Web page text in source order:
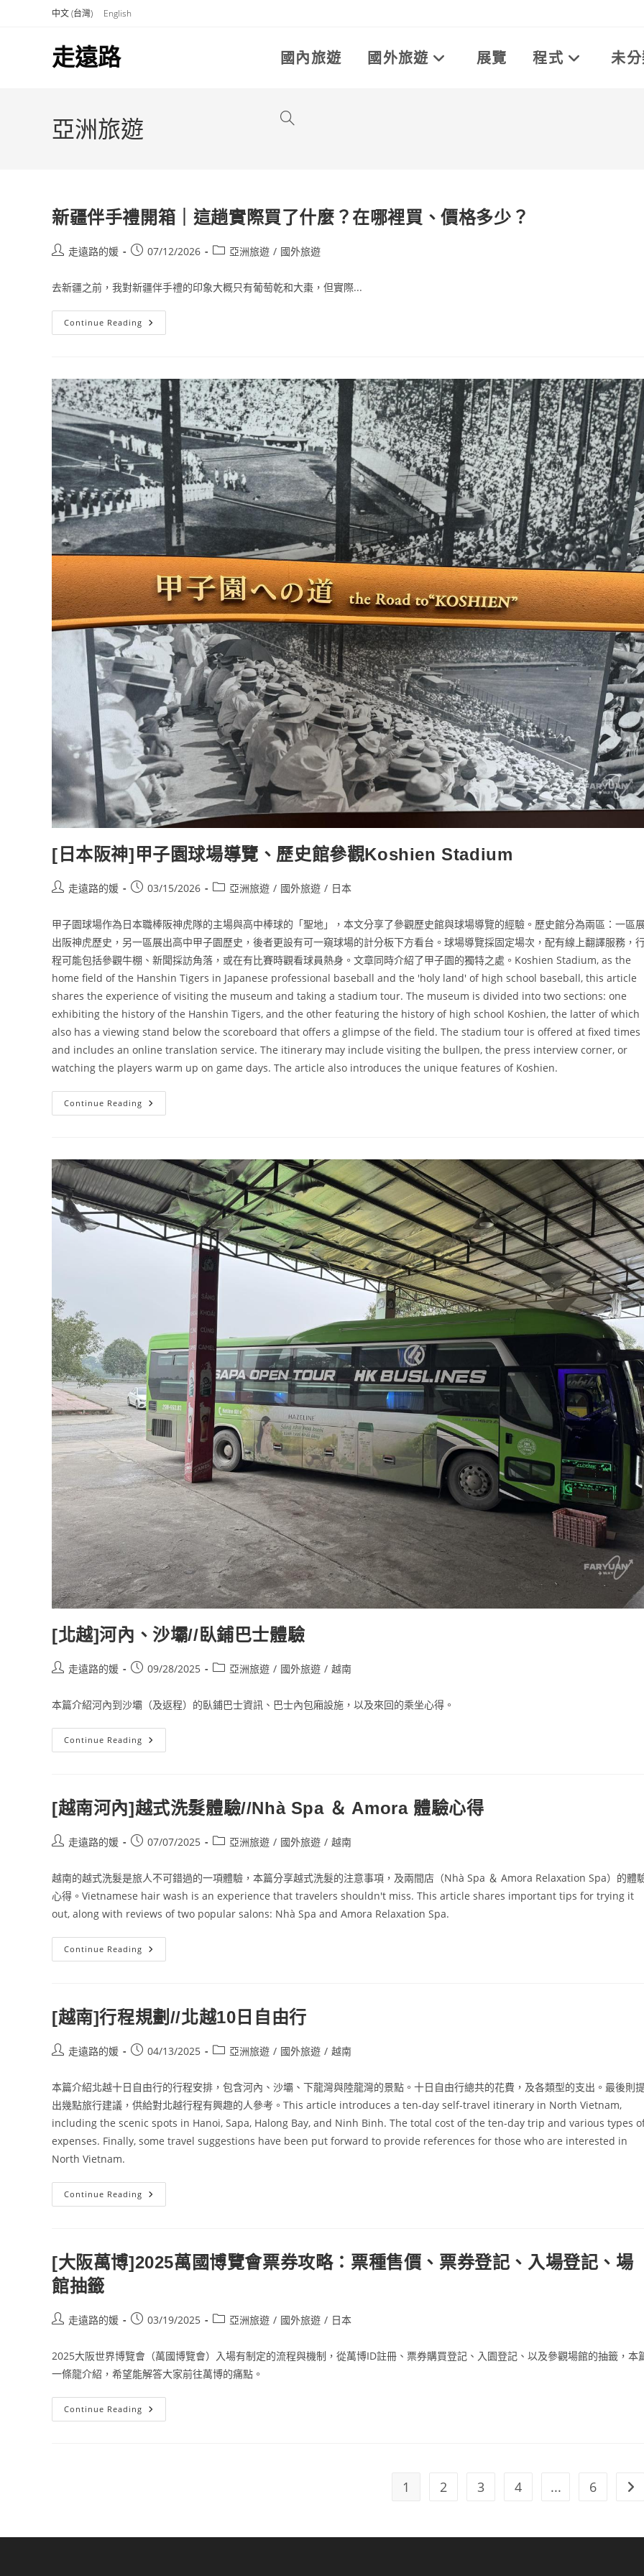
中文 (台灣) English
走遠路 國內旅遊 國外旅遊 展覽 程式 未
Toggle
亞洲旅遊
新疆伴手禮開箱｜這趟實際買了什麼？在哪裡買、價格多少？
Post走遠路的媛
Post07/12/2026
Post亞洲旅遊 / 國外旅遊
去新疆之前，我對新疆伴手禮的印象大概只有葡萄乾和大棗，但實際...
Continue Reading 新
疆
箱
｜
這
趟
實
際
買
了
什
麼？
在
哪
裡
買、
價
格
少？
[日本阪神]甲子園球場導覽、歷史館參觀Koshien Stadium
Post走遠路的媛
Post03/15/2026
Post亞洲旅遊 / 國外旅遊 / 日本
甲子園球場作為日本職棒阪神虎隊的主場與高中棒球的「聖地」，本文分享了參觀歷史館與球場導覽的經驗。歷史館分為兩區：一區
出阪神虎歷史，另一區展出高中甲子園歷史，後者更設有可一窺球場的計分板下方看台。球場導覽採固定場次，配有線上翻譯服務，
程可能包括參觀牛棚、新聞採訪角落，或在有比賽時觀看球員熱身。文章同時介紹了甲子園的獨特之處。Koshien Stadium, as the
home field of the Hanshin Tigers in Japanese professional baseball and the 'holy land' of high school baseball, this article
shares the experience of visiting the museum and taking a stadium tour. The museum is divided into two sections: one
exhibiting the history of the Hanshin Tigers, and the other featuring the history of high school Koshien, the latter of which
also has a viewing stand below the scoreboard that offers a glimpse of the field. The stadium tour is offered at fixed times
and includes an online translation service. The itinerary may include visiting the bullpen, the press interview corner, or
watching the players warm up on game days. The article also introduces the unique features of Koshien.
Continue Reading [日
本
園
球
場
導
覽、
歷
史
館
[北越]河內、沙壩//臥鋪巴士體驗
Post走遠路的媛
Post09/28/2025
Post亞洲旅遊 / 國外旅遊 / 越南
本篇介紹河內到沙壩（及返程）的臥鋪巴士資訊、巴士內包廂設施，以及來回的乘坐心得。
Continue Reading [北
越]
臥
鋪
巴
體
驗
[越南河內]越式洗髮體驗//Nhà Spa ＆ Amora 體驗心得
Post走遠路的媛
Post07/07/2025
Post亞洲旅遊 / 國外旅遊 / 越南
越南的越式洗髮是旅人不可錯過的一項體驗，本篇分享越式洗髮的注意事項，及兩間店（Nhà Spa ＆ Amora Relaxation Spa）的體
心得。Vietnamese hair wash is an experience that travelers shouldn't miss. This article shares important tips for trying it
out, along with reviews of two popular salons: Nhà Spa and Amora Relaxation Spa.
Continue Reading [越
南
洗
髮
體
Spa
＆
體
驗
心
得
[越南]行程規劃//北越10日自由行
Post走遠路的媛
Post04/13/2025
Post亞洲旅遊 / 國外旅遊 / 越南
本篇介紹北越十日自由行的行程安排，包含河內、沙壩、下龍灣與陸龍灣的景點。十日自由行總共的花費，及各類型的支出。最後則
出幾點旅行建議，供給對北越行程有興趣的人參考。This article introduces a ten-day self-travel itinerary in North Vietnam,
including the scenic spots in Hanoi, Sapa, Halong Bay, and Ninh Binh. The total cost of the ten-day trip and various types
expenses. Finally, some travel suggestions have been put forward to provide references for those who are interested in
North Vietnam.
Continue Reading [越
南]
北
越
行
[大阪萬博]2025萬國博覽會票券攻略：票種售價、票券登記、入場登記、場
館抽籤
Post走遠路的媛
Post03/19/2025
Post亞洲旅遊 / 國外旅遊 / 日本
2025大阪世界博覽會（萬國博覽會）入場有制定的流程與機制，從萬博ID註冊、票券購買登記、入園登記、以及參觀場館的抽籤，本
一條龍介紹，希望能解答大家前往萬博的痛點。
Continue Reading [大
阪
票
1 2 3 4 ... 6